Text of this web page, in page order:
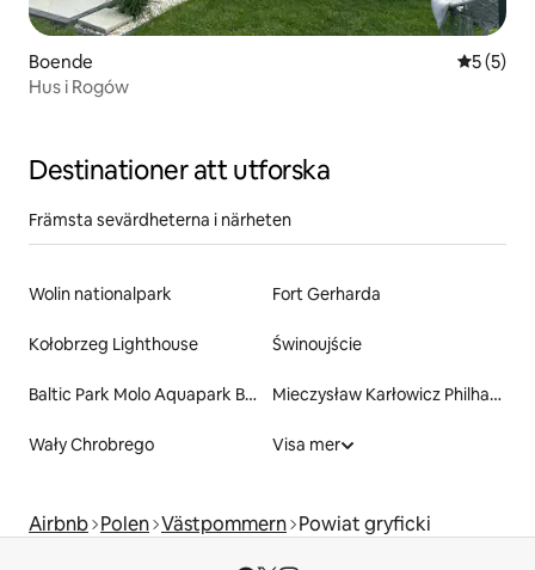
Boende 5 av 5 i
5 (5)
Hus i Rogów
Destinationer att utforska
Främsta sevärdheterna i närheten
Wolin nationalpark Fort Gerharda
Kołobrzeg Lighthouse Świnoujście
Baltic Park Molo Aquapark By Zdrojowa, Świnoujście Mieczysław Karłowicz Philharmonic
Wały Chrobrego Visa mer
Airbnb Polen Västpommern Powiat gryficki